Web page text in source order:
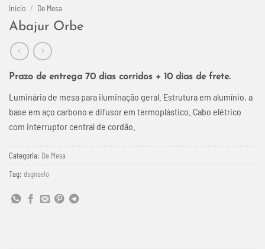
Início / De Mesa
Abajur Orbe
Prazo de entrega 70 dias corridos + 10 dias de frete.
Luminária de mesa para iluminação geral. Estrutura em alumínio, a
base em aço carbono e difusor em termoplástico. Cabo elétrico
com interruptor central de cordão.
Categoria: De Mesa
Tag: dsgnselo